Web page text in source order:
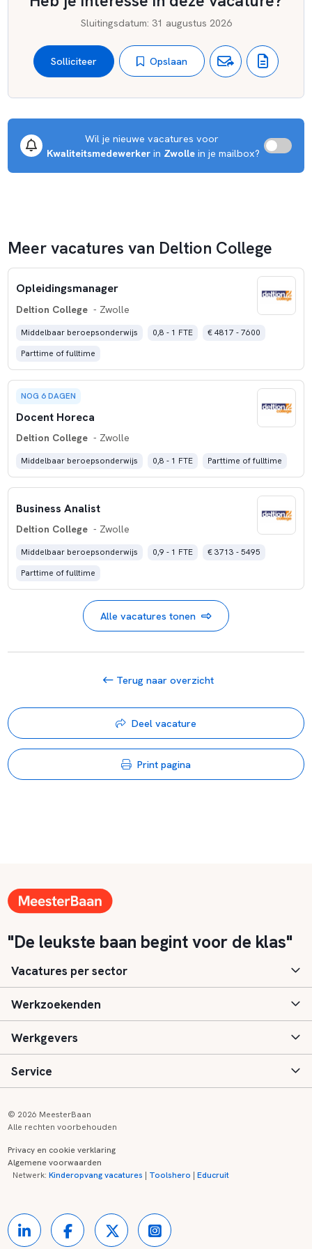
Sluitingsdatum: 31 augustus 2026
Solliciteer Opslaan
Wil je nieuwe vacatures voor
Kwaliteitsmedewerker in Zwolle in je mailbox?
Meer vacatures van Deltion College
Opleidingsmanager
Deltion College - Zwolle
Middelbaar beroepsonderwijs 0,8 - 1 FTE
€ 4817 - 7600
Parttime of fulltime
NOG 6 DAGEN
Docent Horeca
Deltion College - Zwolle
Middelbaar beroepsonderwijs 0,8 - 1 FTE Parttime of fulltime
Business Analist
Deltion College - Zwolle
Middelbaar beroepsonderwijs 0,9 - 1 FTE
€ 3713 - 5495
Parttime of fulltime
Alle vacatures tonen
Terug naar overzicht
Deel vacature
Print pagina
"De leukste baan begint voor de klas"
Vacatures per sector
Basisonderwijs
Speciaal (basis) onderwijs
Voortgezet onderwijs
Kinderopvang
Werkzoekenden
Aanmelden
Vacatures
Zij-instroom informatie
Onderwijsregio's
Werkgevers
Inloggen
Registreren
Contact
Service
Onderwijs links
Partners
© 2026 MeesterBaan
Alle rechten voorbehouden
Privacy en cookie verklaring
Algemene voorwaarden
Netwerk:Kinderopvang vacatures | Toolshero |Educruit